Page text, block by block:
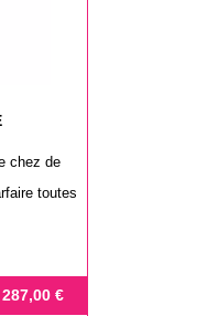
chez de
toutes
287,00 €